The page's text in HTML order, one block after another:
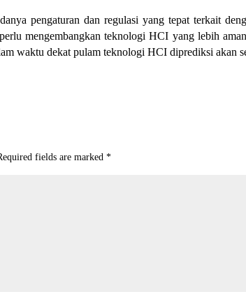
pengaturan dan regulasi yang tepat terkait
mengembangkan teknologi HCI yang lebih
waktu dekat pulam teknologi HCI diprediksi akan
fields are marked*